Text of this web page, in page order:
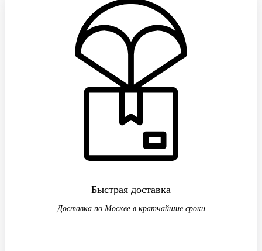
Быстрая доставка
Доставка по Москве в кратчайшие сроки